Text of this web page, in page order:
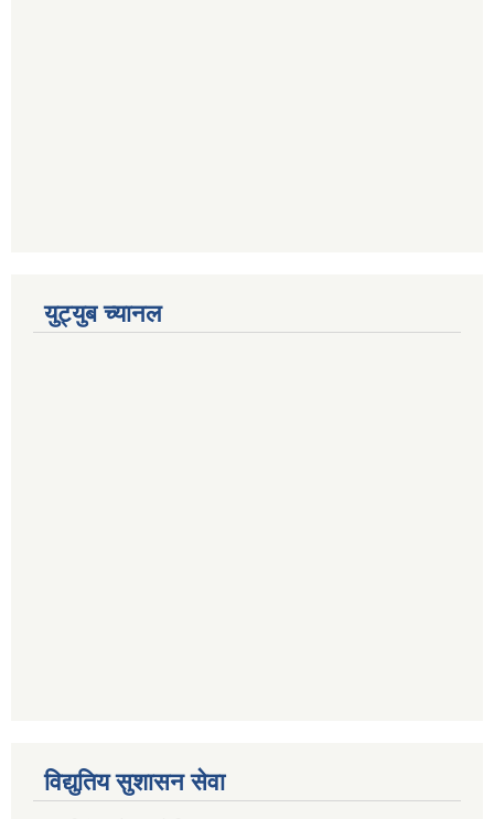
युट्युब च्यानल
विद्युतिय सुशासन सेवा